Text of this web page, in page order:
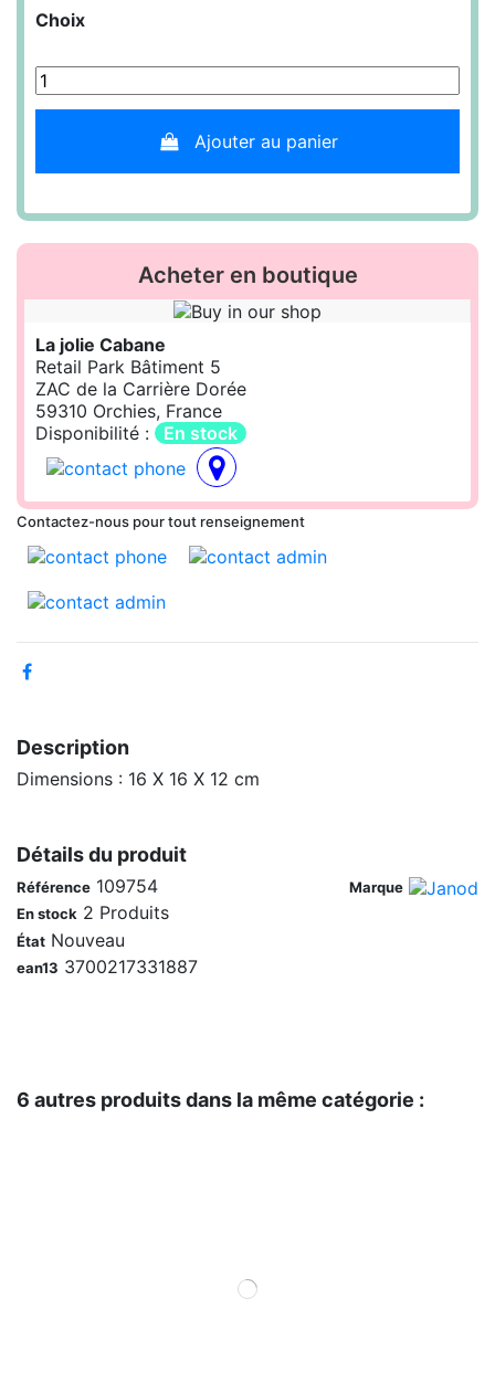
Choix
Ajouter au panier
Acheter en boutique
La jolie Cabane
Retail Park Bâtiment 5
ZAC de la Carrière Dorée
59310 Orchies, France
Disponibilité :
En stock
Contactez-nous pour tout renseignement
Description
Dimensions : 16 X 16 X 12 cm
Détails du produit
Marque
Référence 109754
En stock 2 Produits
État Nouveau
ean13 3700217331887
6 autres produits dans la même catégorie :